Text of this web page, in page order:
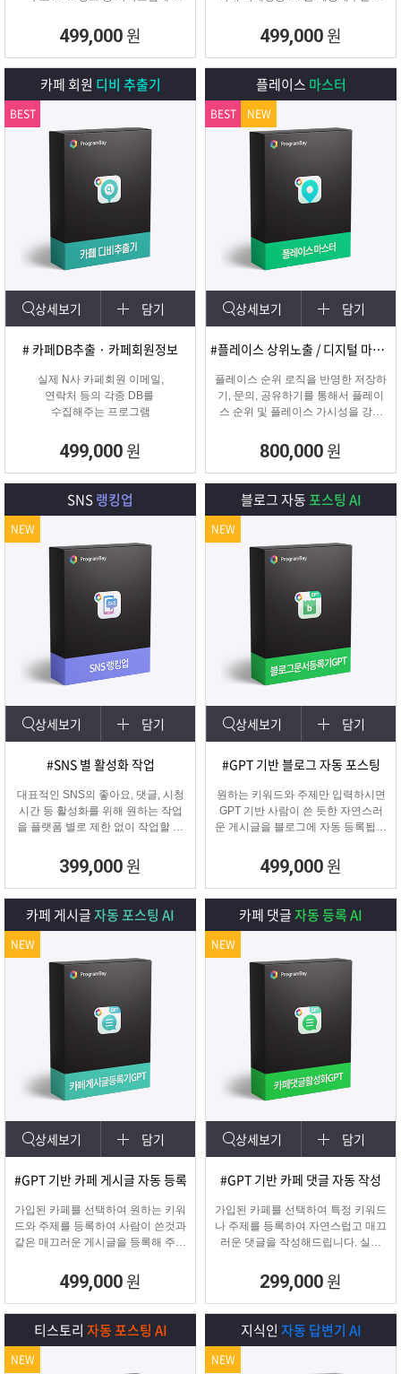
수집하는 DB추출 프로그램
499,000 원 499,000 원
카페 회원 디비 추출기
상세보기 담기
# 카페DB추출 · 카페회원정보
실제 N사 카페회원 이메일,
연락처 등의 각종 DB를
수집해주는 프로그램
499,000 원
BEST
플레이스 마스터
상세보기 담기
#플레이스 상위노출 / 디지털 마케팅
플레이스 순위 로직을 반영한 저장하
기, 문의, 공유하기를 통해서 플레이
스 순위 및 플레이스 가시성을 강화
800,000 원
BEST NEW
SNS랭킹업
상세보기 담기
#SNS 별 활성화 작업
대표적인 SNS의 좋아요, 댓글, 시청
시간 등 활성화를 위해 원하는 작업
을 플랫폼 별로 제한 없이 작업할 수
SNS 육성용, 마케터, 인플루언서 분
들이 계정 활성화하기에 적합한 프로
그램입니다.
399,000 원
NEW
블로그 자동포스팅 AI
상세보기 담기
#GPT 기반 블로그 자동 포스팅
원하는 키워드와 주제만 입력하시면
GPT 기반 사람이 쓴 듯한 자연스러
운 게시글을 블로그에 자동 등록됩니
블로그 대량 육성용, 특정 업체를 여
러 블로그에 홍보하기 적합한
마케팅 프로그램입니다.
499,000 원
NEW
카페 게시글자동 포스팅 AI
상세보기 담기
#GPT 기반 카페 게시글 자동 등록
가입된 카페를 선택하여 원하는 키워
드와 주제를 등록하여 사람이 쓴것과
같은 매끄러운 게시글을 등록해 주며
물품 판매 글을 함께
업로드 할 수 있습니다.
499,000 원
NEW
카페 댓글자동 등록 AI
상세보기 담기
#GPT 기반 카페 댓글 자동 작성
가입된 카페를 선택하여 특정 키워드
나 주제를 등록하여 자연스럽고 매끄
러운 댓글을 작성해드립니다. 실제
러운 댓글을 달아 카페가 활성화 효
과를 보실 수 있습니다.
299,000 원
NEW
티스토리 자동 포스팅 AI
NEW
지식인 자동 답변기 AI
NEW